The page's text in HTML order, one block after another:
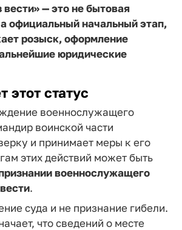
— это не бытовая
официальный начальный этап,
розыск, оформление
юридические
этот статус
военнослужащего
воинской части
и принимает меры к его
этих действий может быть
военнослужащего
.
суда и не признание гибели.
что сведений о месте